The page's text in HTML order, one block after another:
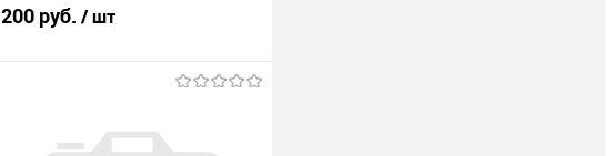
кожзам /синий/
200 руб. / шт